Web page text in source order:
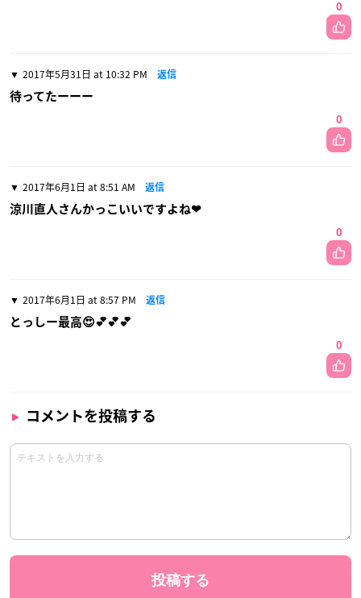
0
2017年5月31日 at 10:32 PM 返信
待ってたーーー
0
2017年6月1日 at 8:51 AM 返信
涼川直人さんかっこいいですよね❤
0
2017年6月1日 at 8:57 PM 返信
とっしー最高😍💕💕💕
0
コメントを投稿する